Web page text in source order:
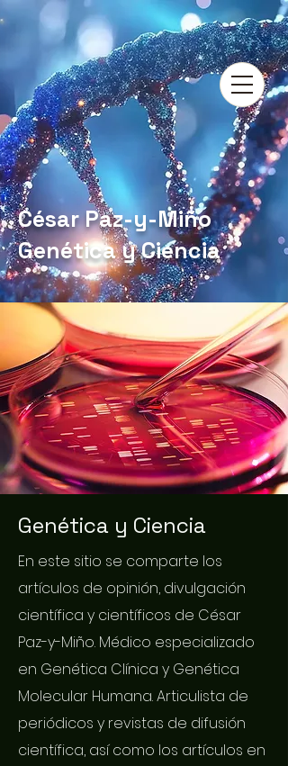
César Paz-y-Miño
Genética y Ciencia
Genética y Ciencia
En este sitio se comparte los
artículos de opinión, divulgación
científica y científicos de César
Paz-y-Miño. Médico especializado
en Genética Clínica y Genética
Molecular Humana. Articulista de
periódicos y revistas de difusión
científica, así como los artículos en